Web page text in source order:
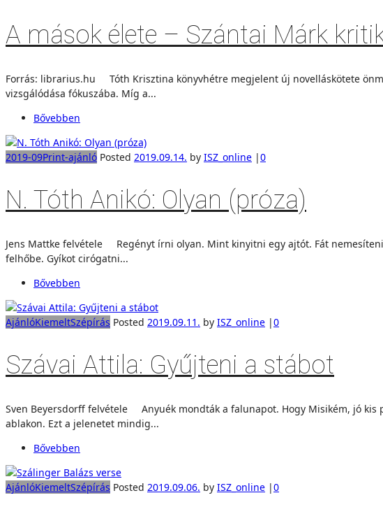
A mások élete – Szántai Márk
Forrás: librarius.hu Tóth Krisztina könyvhétre megjelent új novelláskötete
vizsgálódása fókuszába. Míg a...
Bővebben
2019-09Print-ajánló Posted 2019.09.14. by ISZ_online |0
N. Tóth Anikó: Olyan (próza)
Jens Mattke felvétele Regényt írni olyan. Mint kinyitni egy ajtót. Fát
felhőbe. Gyíkot cirógatni...
Bővebben
AjánlóKiemeltSzépírás Posted 2019.09.11. by ISZ_online |0
Szávai Attila: Gyűjteni a stábot
Sven Beyersdorff felvétele Anyuék mondták a falunapot. Hogy Misikém, jó kis
ablakon. Ezt a jelenetet mindig...
Bővebben
AjánlóKiemeltSzépírás Posted 2019.09.06. by ISZ_online |0